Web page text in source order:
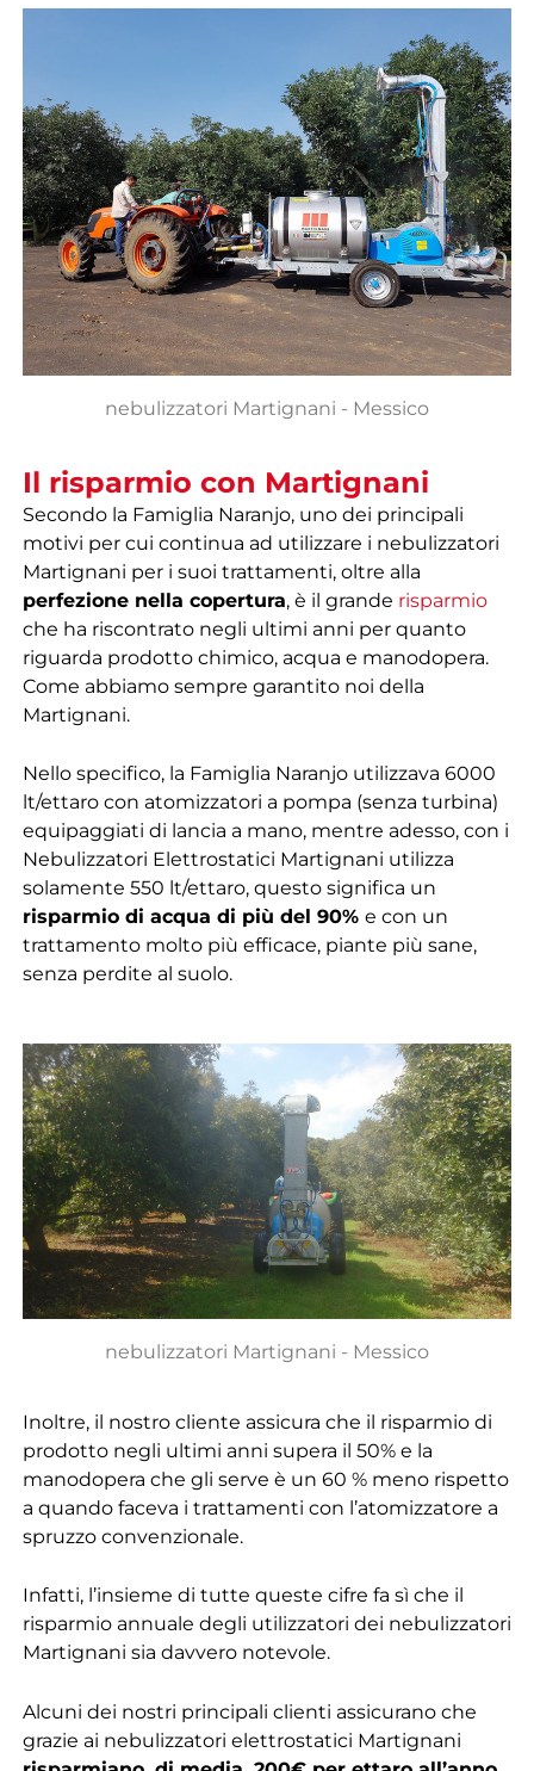
nebulizzatori Martignani - Messico
Il risparmio con Martignani
Secondo la Famiglia Naranjo, uno dei principali
motivi per cui continua ad utilizzare i nebulizzatori
Martignani per i suoi trattamenti, oltre alla
perfezione nella copertura, è il grande risparmio
che ha riscontrato negli ultimi anni per quanto
riguarda prodotto chimico, acqua e manodopera.
Come abbiamo sempre garantito noi della
Martignani.
Nello specifico, la Famiglia Naranjo utilizzava 6000
lt/ettaro con atomizzatori a pompa (senza turbina)
equipaggiati di lancia a mano, mentre adesso, con i
Nebulizzatori Elettrostatici Martignani utilizza
solamente 550 lt/ettaro, questo significa un
risparmio di acqua di più del 90% e con un
trattamento molto più efficace, piante più sane,
senza perdite al suolo.
nebulizzatori Martignani - Messico
Inoltre, il nostro cliente assicura che il risparmio di
prodotto negli ultimi anni supera il 50% e la
manodopera che gli serve è un 60 % meno rispetto
a quando faceva i trattamenti con l’atomizzatore a
spruzzo convenzionale.
Infatti, l’insieme di tutte queste cifre fa sì che il
risparmio annuale degli utilizzatori dei nebulizzatori
Martignani sia davvero notevole.
Alcuni dei nostri principali clienti assicurano che
grazie ai nebulizzatori elettrostatici Martignani